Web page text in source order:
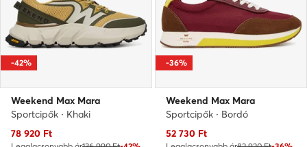
-42%
Weekend Max Mara
Sportcipők · Khaki
Aktuális ár
78 920 Ft
-36%
Weekend Max Mara
Sportcipők · Bordó
Aktuális ár
52 730 Ft